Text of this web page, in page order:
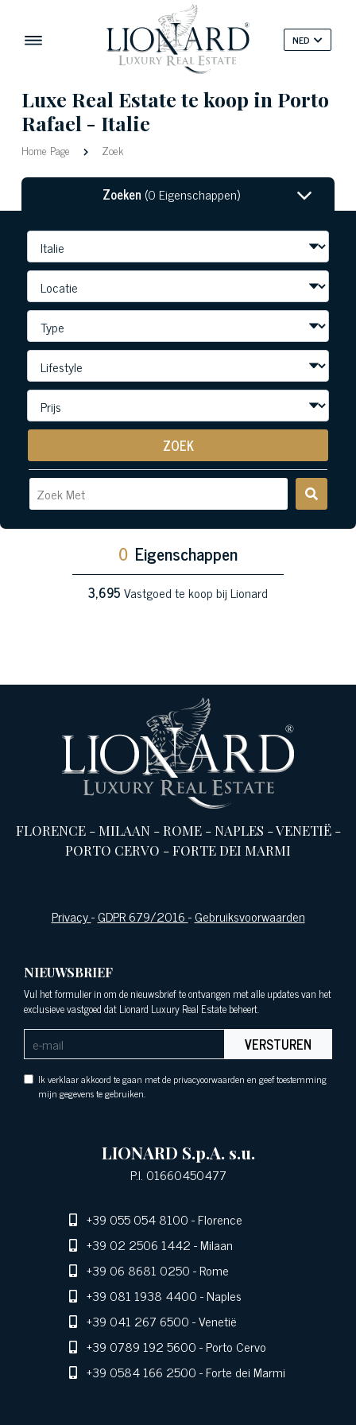
NED
Luxe Real Estate te koop in Porto
Rafael - Italie
Home Page Zoek
Zoeken (0 Eigenschappen)
ZOEK
0 Eigenschappen
3,695Vastgoed te koop bij Lionard
FLORENCE-MILAAN-ROME-NAPLES -VENETIË-
PORTO CERVO -FORTE DEI MARMI
Privacy-GDPR 679/2016-Gebruiksvoorwaarden
NIEUWSBRIEF
Vul het formulier in om de nieuwsbrief te ontvangen met alle updates van het
exclusieve vastgoed dat Lionard Luxury Real Estate beheert.
VERSTUREN
Ik verklaar akkoord te gaan met de privacyoorwaarden en geef toestemming
mijn gegevens te gebruiken.
LIONARD S.p.A. s.u.
P.I. 01660450477
+39 055 054 8100- Florence
+39 02 2506 1442- Milaan
+39 06 8681 0250- Rome
+39 081 1938 4400- Naples
+39 041 267 6500- Venetië
+39 0789 192 5600- Porto Cervo
+39 0584 166 2500- Forte dei Marmi